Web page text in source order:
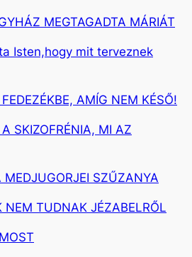
MEGTAGADTA MÁRIÁT
Isten,hogy mit terveznek
AMÍG NEM KÉSŐ!
SKIZOFRÉNIA, MI AZ
MEDJUGORJEI SZŰZANYA
NEM TUDNAK JÉZABELRŐL